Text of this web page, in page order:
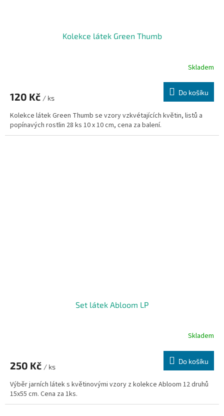
Kolekce látek Green Thumb
Skladem
120 Kč / ks
Do košíku
Kolekce látek Green Thumb se vzory vzkvétajících květin, listů a
popínavých rostlin 28 ks 10 x 10 cm, cena za balení.
Set látek Abloom LP
Skladem
250 Kč / ks
Do košíku
Výběr jarních látek s květinovými vzory z kolekce Abloom 12 druhů
15x55 cm. Cena za 1ks.